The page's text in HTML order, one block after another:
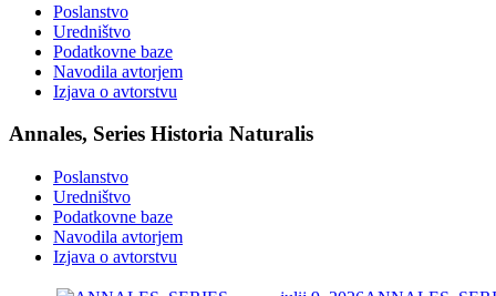
Poslanstvo
Uredništvo
Podatkovne baze
Navodila avtorjem
Izjava o avtorstvu
Annales, Series Historia Naturalis
Poslanstvo
Uredništvo
Podatkovne baze
Navodila avtorjem
Izjava o avtorstvu